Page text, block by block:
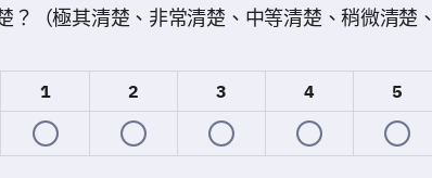
？（極其清楚、非常清楚、中等清楚、稍微清楚、
1 2 3 4 5